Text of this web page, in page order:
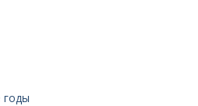
годы